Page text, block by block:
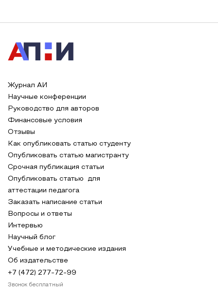
Журнал АИ
Научные конференции
Руководство для авторов
Финансовые условия
Отзывы
Как опубликовать статью студенту
Опубликовать статью магистранту
Срочная публикация статьи
Опубликовать статью для
аттестации педагога
Заказать написание статьи
Вопросы и ответы
Интервью
Научный блог
Учебные и методические издания
Об издательстве
+7 (472) 277-72-99
Звонок бесплатный